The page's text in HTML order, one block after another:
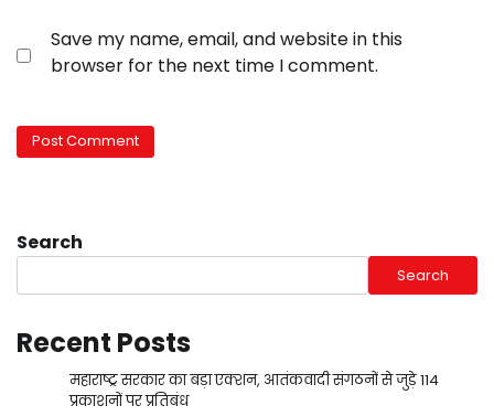
Save my name, email, and website in this
browser for the next time I comment.
Search
Search
Recent Posts
महाराष्ट्र सरकार का बड़ा एक्शन, आतंकवादी संगठनों से जुड़े 114
प्रकाशनों पर प्रतिबंध